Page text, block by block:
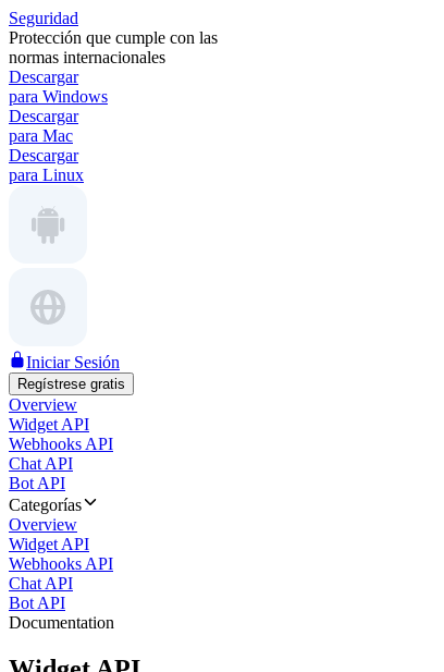
Seguridad
Protección que cumple con las
normas internacionales
Descargar
para Windows
Descargar
para Mac
Descargar
para Linux
Iniciar Sesión
Regístrese gratis
Overview
Widget API
Webhooks API
Chat API
Bot API
Categorías
Overview
Widget API
Webhooks API
Chat API
Bot API
Documentation